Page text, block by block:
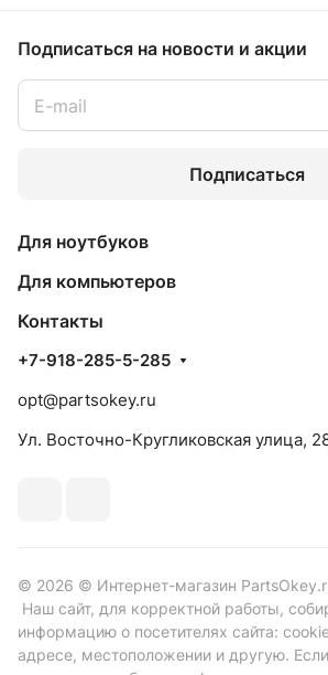
Подписаться на новости и акции
Подписаться
Для ноутбуков
Для компьютеров
Контакты
+7-918-285-5-285
opt@partsokey.ru
Ул. Восточно-Кругликовская улица,
© 2026 © Интернет-магазин
Наш сайт, для корректной работы,
информацию о посетителях сайта:
адресе, местоположении и другую.